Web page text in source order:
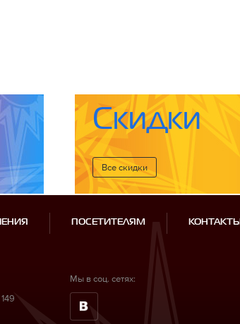
Скидки
Все cкидки
ПОСЕТИТЕЛЯМ КОНТАКТЫ
Мы в соц. сетях: